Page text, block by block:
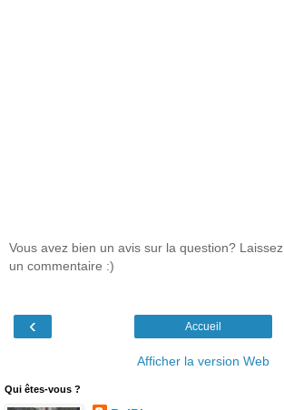
Vous avez bien un avis sur la question? Laissez
un commentaire :)
‹ Accueil
Afficher la version Web
Qui êtes-vous ?